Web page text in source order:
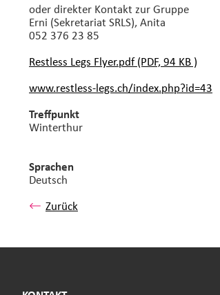
oder direkter Kontakt zur Gruppe
Erni (Sekretariat SRLS), Anita
052 376 23 85
Restless Legs Flyer.pdf (PDF, 94 KB )
www.restless-legs.ch/index.php?id=43
Treffpunkt
Winterthur
Sprachen
Deutsch
Zurück